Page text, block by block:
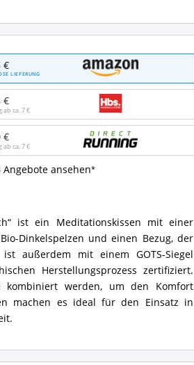
€
LIEFERUNG
€
ab ca.7 €
€
ab ca.7 €
Angebote ansehen
ist ein Meditationskissen mit einer
Dinkelspelzen und einen Bezug, der
außerdem mit einem GOTS-Siegel
Herstellungsprozess zertifiziert.
kombiniert werden, um den Komfort
machen es ideal für den Einsatz in